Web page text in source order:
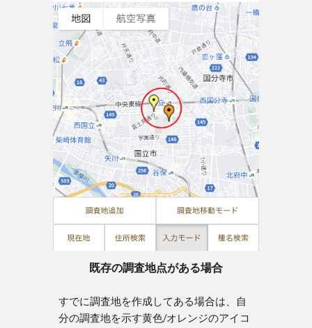
既存の調査地点がある場合
すでに調査地を作成してある場合は、自
分の調査地を示す黄色/オレンジのアイコ